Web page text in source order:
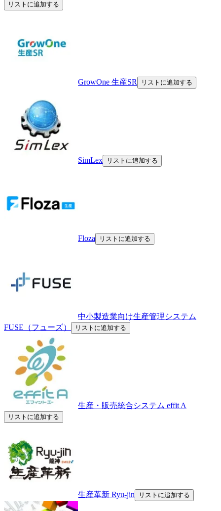
リストに追加する
GrowOne 生産SR リストに追加する
SimLex リストに追加する
Floza リストに追加する
中小製造業向け生産管理システム
FUSE（フューズ）
リストに追加する
生産・販売統合システム effit A
リストに追加する
生産革新 Ryu-jin リストに追加する